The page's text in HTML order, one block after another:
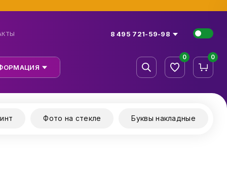
8 495 721-59-98
0 0
Фото на стекле Буквы накладные